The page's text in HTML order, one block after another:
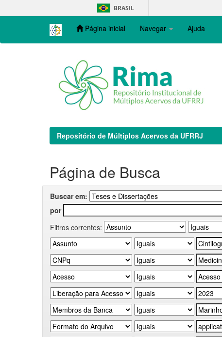
navigation
BRASIL
Página inicial Navegar Ajuda
Repositório de Múltiplos Acervos da UFRRJ
Página de Busca
Buscar em:
por
Filtros correntes: